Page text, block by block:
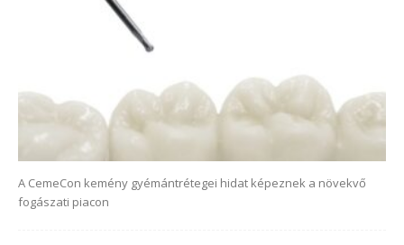
A CemeCon kemény gyémántrétegei hidat képeznek a növekvő
fogászati piacon